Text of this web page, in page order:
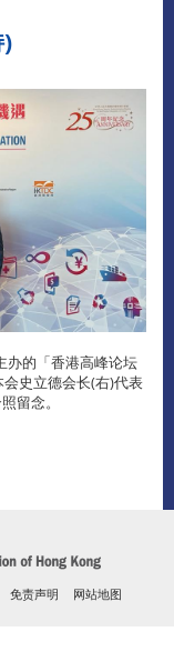
办的「香港高峰论坛
史立德会长(右)代表
留念。
免责声明 网站地图